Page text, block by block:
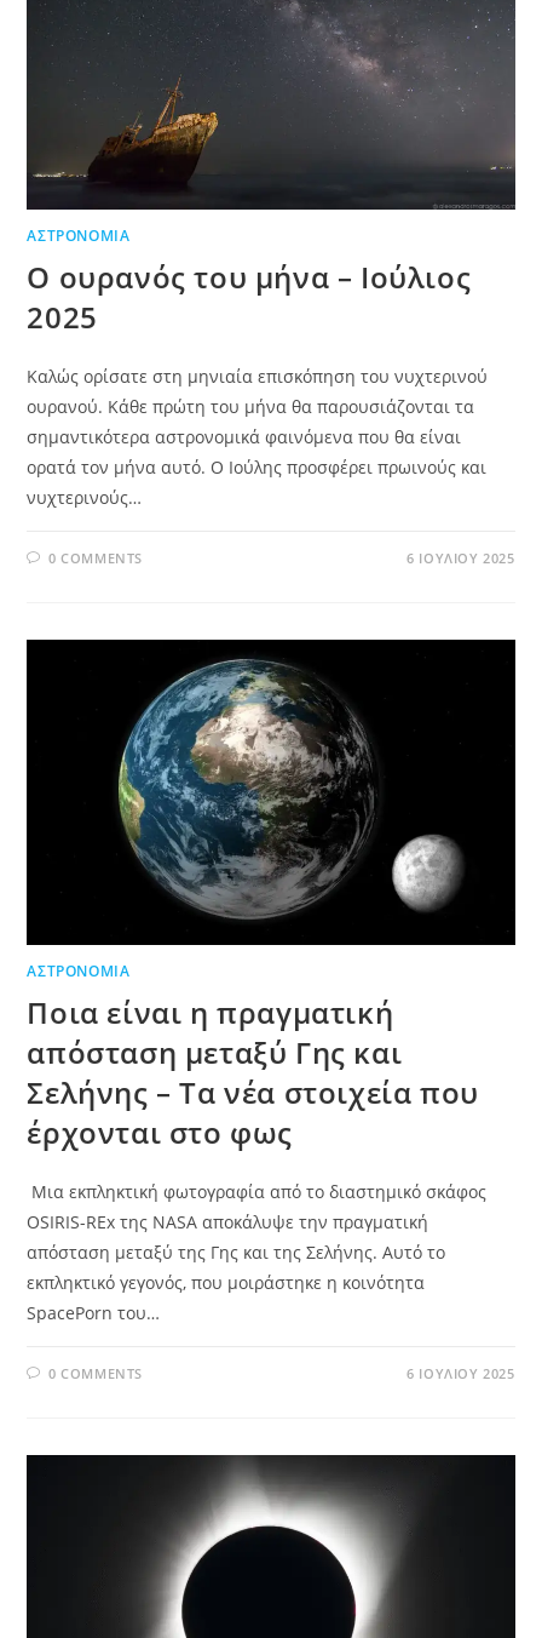
ΑΣΤΡΟΝΟΜΊΑ
Ο ουρανός του μήνα – Ιούλιος
2025
Καλώς ορίσατε στη μηνιαία επισκόπηση του νυχτερινού
ουρανού. Κάθε πρώτη του μήνα θα παρουσιάζονται τα
σημαντικότερα αστρονομικά φαινόμενα που θα είναι
ορατά τον μήνα αυτό. Ο Ιούλης προσφέρει πρωινούς και
νυχτερινούς…
0 COMMENTS 6 ΙΟΥΛΊΟΥ 2025
ΑΣΤΡΟΝΟΜΊΑ
Ποια είναι η πραγματική
απόσταση μεταξύ Γης και
Σελήνης – Τα νέα στοιχεία που
έρχονται στο φως
Μια εκπληκτική φωτογραφία από το διαστημικό σκάφος
OSIRIS-REx της NASA αποκάλυψε την πραγματική
απόσταση μεταξύ της Γης και της Σελήνης. Αυτό το
εκπληκτικό γεγονός, που μοιράστηκε η κοινότητα
SpacePorn του…
0 COMMENTS 6 ΙΟΥΛΊΟΥ 2025